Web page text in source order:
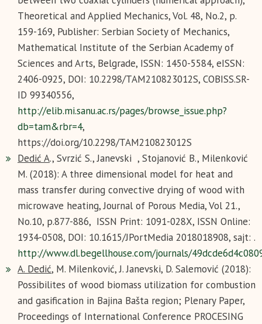
Theoretical and Applied Mechanics, Vol. 48, No.2, p.
159-169, Publisher: Serbian Society of Mechanics,
Mathematical Institute of the Serbian Academy of
Sciences and Arts, Belgrade, ISSN: 1450-5584, eISSN:
2406-0925, DOI: 10.2298/TAM210823012S, COBISS.SR-
ID 99340556,
http://elib.mi.sanu.ac.rs/pages/browse_issue.php?
db=tam&rbr=4,
https://doi.org/10.2298/TAM210823012S
Dedić A., Svrzić S., Janevski , Stojanović B., Milenković
M. (2018): A three dimensional model for heat and
mass transfer during convective drying of wood with
microwave heating, Journal of Porous Media, Vol 21.,
No.10, p.877-886, ISSN Print: 1091-028X, ISSN Online:
1934-0508, DOI: 10.1615/JPortMedia 2018018908, sajt: .
http://www.dl.begellhouse.com/journals/
A. Dedić, M. Milenković, J. Janevski, D. Salemović (2018):
Possibilites of wood biomass utilization for combustion
and gasification in Bajina Bašta region; Plenary Paper,
Proceedings of International Conference PROCESING